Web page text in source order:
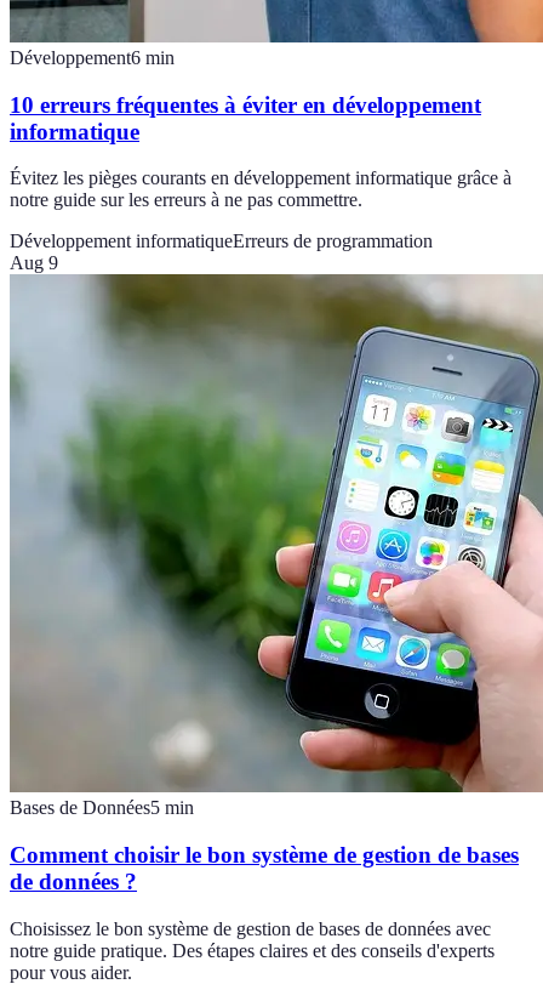
Développement6 min
10 erreurs fréquentes à éviter en développement
informatique
Évitez les pièges courants en développement informatique grâce à
notre guide sur les erreurs à ne pas commettre.
Développement informatiqueErreurs de programmation
Aug 9
Bases de Données5 min
Comment choisir le bon système de gestion de bases
de données ?
Choisissez le bon système de gestion de bases de données avec
notre guide pratique. Des étapes claires et des conseils d'experts
pour vous aider.